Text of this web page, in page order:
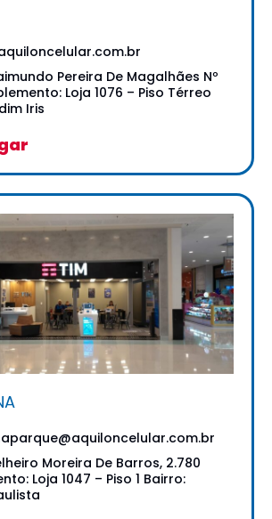
Pereira De Magalhães Nº
Loja 1076 – Piso Térreo
Iris
Moreira De Barros, 2.780
Loja 1047 – Piso 1 Bairro: